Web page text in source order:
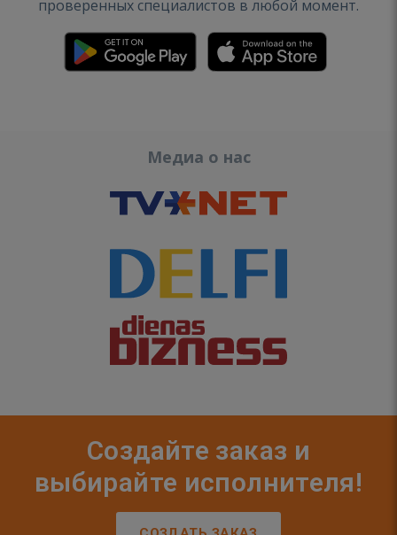
проверенных специалистов в любой момент.
Медиа о нас
Создайте заказ и
выбирайте исполнителя!